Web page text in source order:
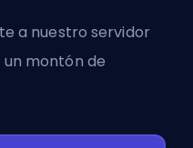
a nuestro servidor
montón de